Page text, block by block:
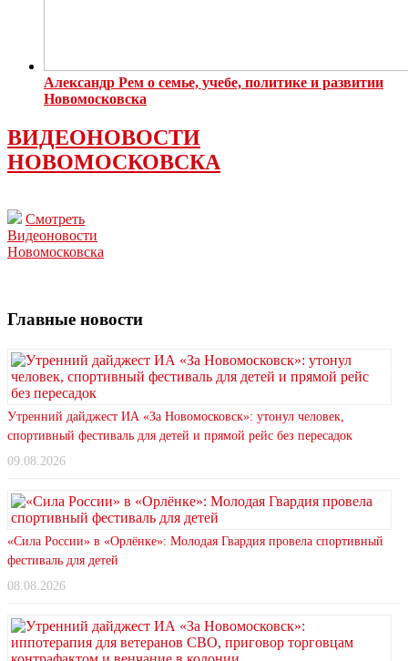
Александр Рем о семье, учебе, политике и развитии
Новомосковска
ВИДЕОНОВОСТИ
НОВОМОСКОВСКА
Смотреть
Видеоновости
Новомосковска
Главные новости
Утренний дайджест ИА «За Новомосковск»: утонул человек,
спортивный фестиваль для детей и прямой рейс без пересадок
09.08.2026
«Сила России» в «Орлёнке»: Молодая Гвардия провела спортивный
фестиваль для детей
08.08.2026